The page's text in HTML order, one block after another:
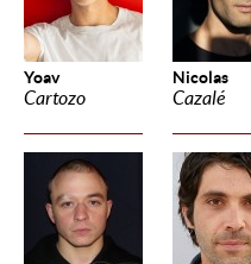
Yoav
Cartozo
Nicolas
Cazalé